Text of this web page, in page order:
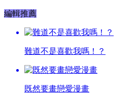
編輯推薦
難道不是喜歡我嗎！？
既然要畫戀愛漫畫